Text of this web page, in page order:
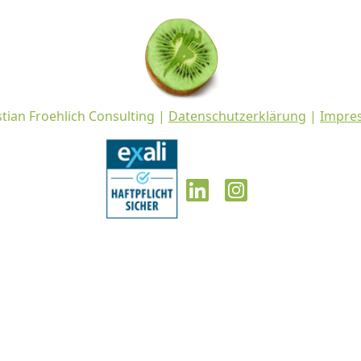
Froehlich Consulting | Datenschutzerklärung |